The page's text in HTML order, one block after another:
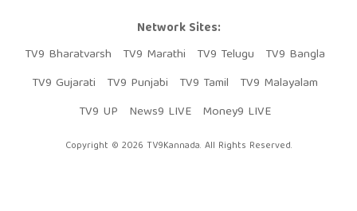
Network Sites:
TV9 Bharatvarsh
TV9 Marathi TV9 Telugu
TV9 Bangla
TV9 Gujarati
TV9 Punjabi TV9 Tamil
TV9 Malayalam
TV9 UP
News9 LIVE Money9 LIVE
Copyright © 2026 TV9Kannada. All Rights Reserved.